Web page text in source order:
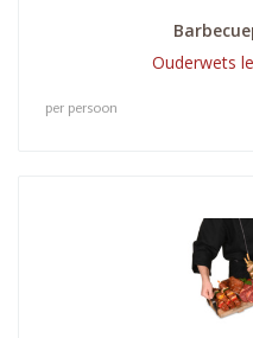
Ouderwets
per persoon